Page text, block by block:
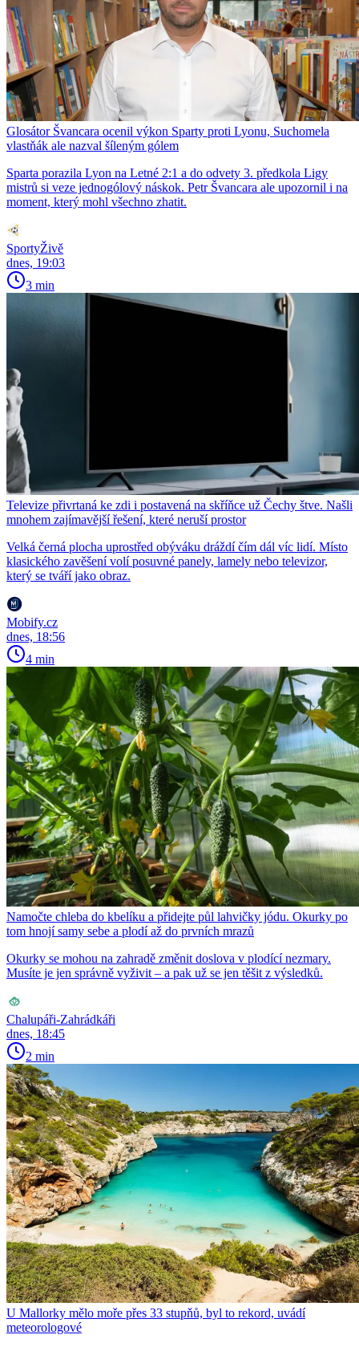
Glosátor Švancara ocenil výkon Sparty proti Lyonu, Suchomela
vlastňák ale nazval šíleným gólem
Sparta porazila Lyon na Letné 2:1 a do odvety 3. předkola Ligy
mistrů si veze jednogólový náskok. Petr Švancara ale upozornil i na
moment, který mohl všechno zhatit.
SportyŽivě
dnes, 19:03
3 min
Televize přivrtaná ke zdi i postavená na skříňce už Čechy štve. Našli
mnohem zajímavější řešení, které neruší prostor
Velká černá plocha uprostřed obýváku dráždí čím dál víc lidí. Místo
klasického zavěšení volí posuvné panely, lamely nebo televizor,
který se tváří jako obraz.
Mobify.cz
dnes, 18:56
4 min
Namočte chleba do kbelíku a přidejte půl lahvičky jódu. Okurky po
tom hnojí samy sebe a plodí až do prvních mrazů
Okurky se mohou na zahradě změnit doslova v plodící nezmary.
Musíte je jen správně vyživit – a pak už se jen těšit z výsledků.
Chalupáři-Zahrádkáři
dnes, 18:45
2 min
U Mallorky mělo moře přes 33 stupňů, byl to rekord, uvádí
meteorologové